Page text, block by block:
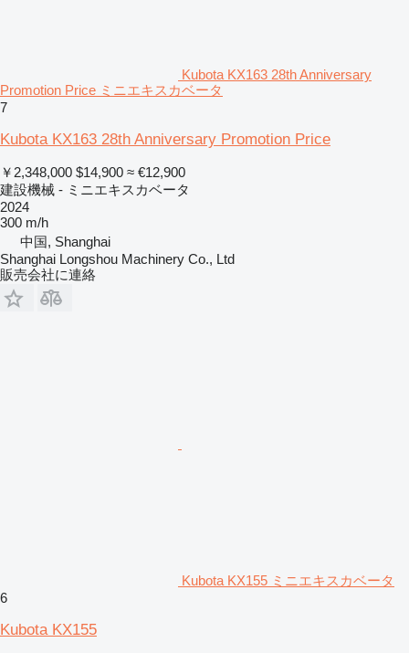
Kubota KX163 28th Anniversary
Promotion Price ミニエキスカベータ
7
Kubota KX163 28th Anniversary Promotion Price
￥2,348,000 $14,900 ≈ €12,900
建設機械 - ミニエキスカベータ
2024
300 m/h
中国, Shanghai
Shanghai Longshou Machinery Co., Ltd
販売会社に連絡
Kubota KX155 ミニエキスカベータ
6
Kubota KX155